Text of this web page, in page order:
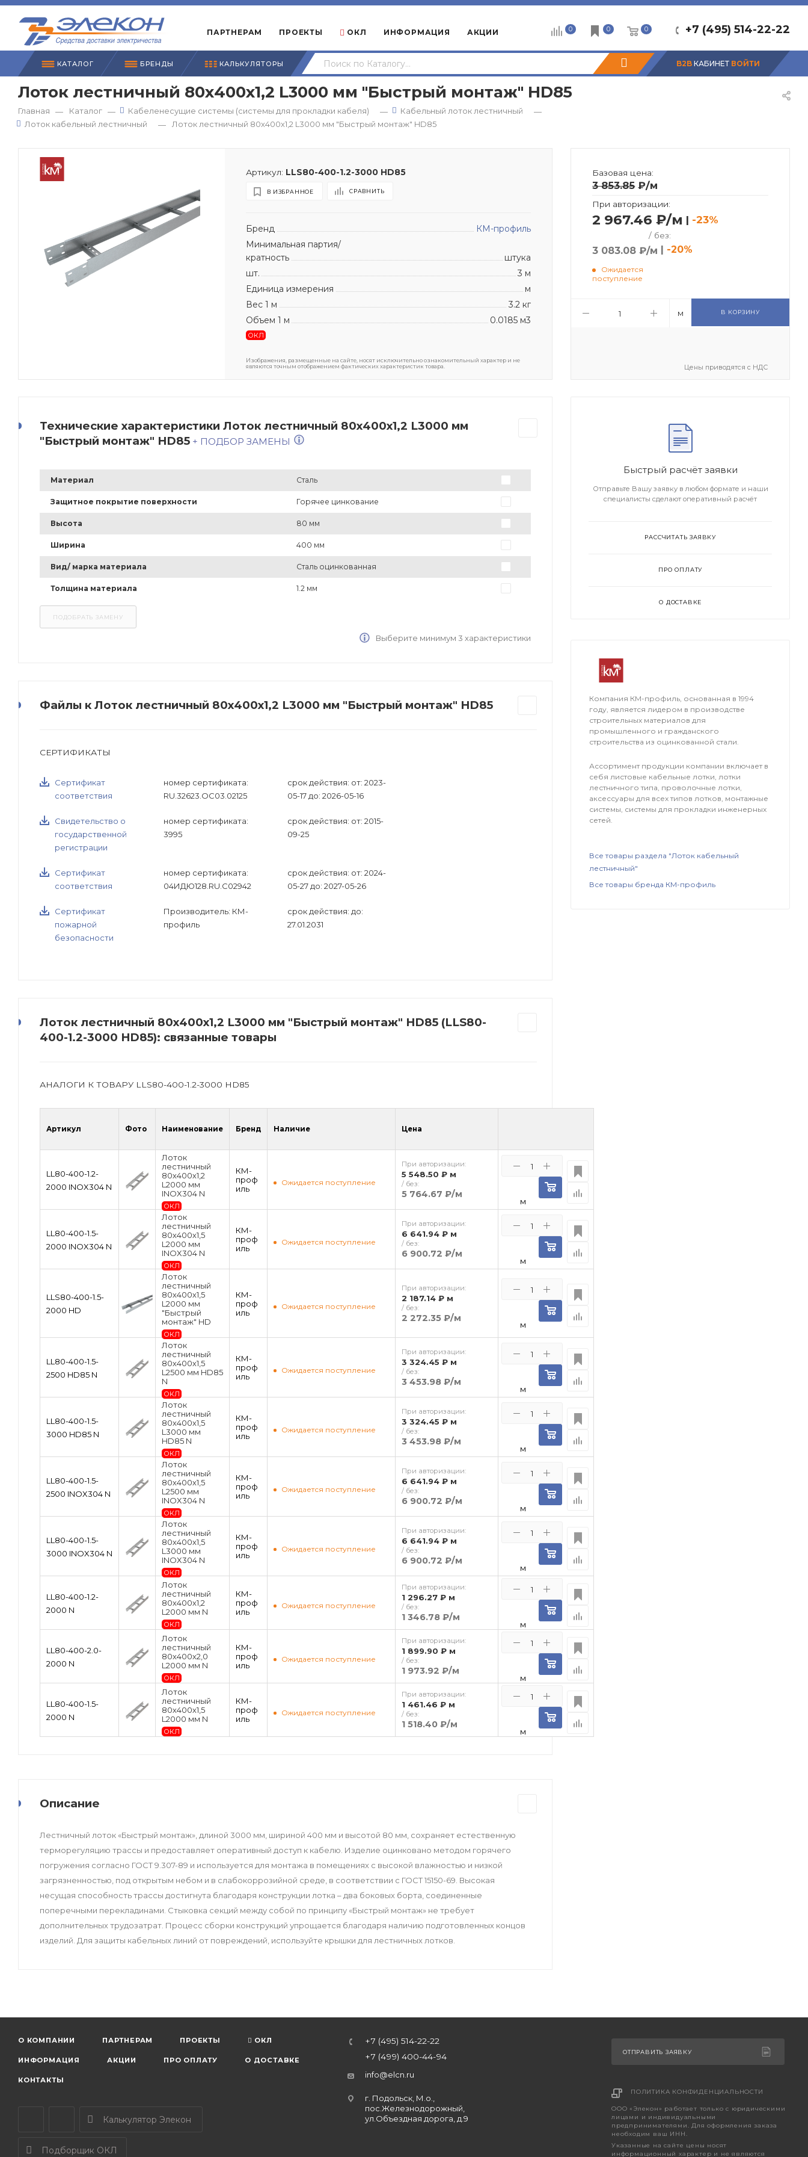
ПАРТНЕРАМ ПРОЕКТЫ ОКЛ ИНФОРМАЦИЯ АКЦИИ +7 (495) 514-22-22
0 0 0
B2B КАБИНЕТ ВОЙТИ
КАТАЛОГ БРЕНДЫ КАЛЬКУЛЯТОРЫ
Лоток лестничный 80х400х1,2 L3000 мм "Быстрый монтаж" HD85
Главная — Каталог — Кабеленесущие системы (системы для прокладки кабеля) — Кабельный лоток лестничный
—
Лоток кабельный лестничный
— Лоток лестничный 80х400х1,2 L3000 мм "Быстрый монтаж" HD85
Артикул: LLS80-400-1.2-3000 HD85
В ИЗБРАННОЕ СРАВНИТЬ
Бренд
КМ-профиль
Минимальная партия/
кратность
штука
шт.
3 м
Единица измерения
м
Вес 1 м
3.2 кг
Объем 1 м
0.0185 м3
ОКЛ
Изображения, размещенные на сайте, носят исключительно ознакомительный характер и не
являются точным отображением фактических характеристик товара.
Базовая цена:
3 853.85₽/м
При авторизации:
2 967.46 ₽/м | -23%
/ без:
3 083.08 ₽/м | -20%
Ожидается
поступление
м В КОРЗИНУ
Цены приводятся с НДС
Технические характеристики Лоток лестничный 80х400х1,2 L3000 мм
"Быстрый монтаж" HD85 + ПОДБОР ЗАМЕНЫ
Материал Сталь
Защитное покрытие поверхности Горячее цинкование
Высота 80 мм
Ширина 400 мм
Вид/ марка материала Сталь оцинкованная
Толщина материала 1.2 мм
Выберите минимум 3 характеристики
Файлы к Лоток лестничный 80х400х1,2 L3000 мм "Быстрый монтаж" HD85
СЕРТИФИКАТЫ
Сертификат
соответствия
номер сертификата:
RU.32623.ОС03.02125
срок действия: от: 2023-
05-17 до: 2026-05-16
Свидетельство о
государственной
регистрации
номер сертификата:
3995
срок действия: от: 2015-
09-25
Сертификат
соответствия
номер сертификата:
04ИДЮ128.RU.С02942
срок действия: от: 2024-
05-27 до: 2027-05-26
Сертификат
пожарной
безопасности
Производитель: КМ-
профиль
срок действия: до:
27.01.2031
Лоток лестничный 80х400х1,2 L3000 мм "Быстрый монтаж" HD85 (LLS80-
400-1.2-3000 HD85): связанные товары
АНАЛОГИ К ТОВАРУ LLS80-400-1.2-3000 HD85
Артикул Фото Наименование Бренд Наличие Цена
LL80-400-1.2-
2000 INOX304 N
Лоток
лестничный
80х400х1,2
L2000 мм
INOX304 N
ОКЛ
КМ-
проф
иль
Ожидается поступление
При авторизации:
5 548.50 ₽ м
/ без:
5 764.67 ₽/м
м
LL80-400-1.5-
2000 INOX304 N
Лоток
лестничный
80х400х1,5
L2000 мм
INOX304 N
ОКЛ
КМ-
проф
иль
Ожидается поступление
При авторизации:
6 641.94 ₽ м
/ без:
6 900.72 ₽/м
м
LLS80-400-1.5-
2000 HD
Лоток
лестничный
80х400х1,5
L2000 мм
"Быстрый
монтаж" HD
ОКЛ
КМ-
проф
иль
Ожидается поступление
При авторизации:
2 187.14 ₽ м
/ без:
2 272.35 ₽/м
м
LL80-400-1.5-
2500 HD85 N
Лоток
лестничный
80х400х1,5
L2500 мм HD85
N
ОКЛ
КМ-
проф
иль
Ожидается поступление
При авторизации:
3 324.45 ₽ м
/ без:
3 453.98 ₽/м
м
LL80-400-1.5-
3000 HD85 N
Лоток
лестничный
80х400х1,5
L3000 мм
HD85 N
ОКЛ
КМ-
проф
иль
Ожидается поступление
При авторизации:
3 324.45 ₽ м
/ без:
3 453.98 ₽/м
м
LL80-400-1.5-
2500 INOX304 N
Лоток
лестничный
80х400х1,5
L2500 мм
INOX304 N
ОКЛ
КМ-
проф
иль
Ожидается поступление
При авторизации:
6 641.94 ₽ м
/ без:
6 900.72 ₽/м
м
LL80-400-1.5-
3000 INOX304 N
Лоток
лестничный
80х400х1,5
L3000 мм
INOX304 N
ОКЛ
КМ-
проф
иль
Ожидается поступление
При авторизации:
6 641.94 ₽ м
/ без:
6 900.72 ₽/м
м
LL80-400-1.2-
2000 N
Лоток
лестничный
80х400х1,2
L2000 мм N
ОКЛ
КМ-
проф
иль
Ожидается поступление
При авторизации:
1 296.27 ₽ м
/ без:
1 346.78 ₽/м
м
LL80-400-2.0-
2000 N
Лоток
лестничный
80х400х2,0
L2000 мм N
ОКЛ
КМ-
проф
иль
Ожидается поступление
При авторизации:
1 899.90 ₽ м
/ без:
1 973.92 ₽/м
м
LL80-400-1.5-
2000 N
Лоток
лестничный
80х400х1,5
L2000 мм N
ОКЛ
КМ-
проф
иль
Ожидается поступление
При авторизации:
1 461.46 ₽ м
/ без:
1 518.40 ₽/м
м
Описание
Лестничный лоток «Быстрый монтаж», длиной 3000 мм, шириной 400 мм и высотой 80 мм, сохраняет естественную
терморегуляцию трассы и предоставляет оперативный доступ к кабелю. Изделие оцинковано методом горячего
погружения согласно ГОСТ 9.307-89 и используется для монтажа в помещениях с высокой влажностью и низкой
загрязненностью, под открытым небом и в слабокоррозийной среде, в соответствии с ГОСТ 15150-69. Высокая
несущая способность трассы достигнута благодаря конструкции лотка – два боковых борта, соединенные
поперечными перекладинами. Стыковка секций между собой по принципу «Быстрый монтаж» не требует
дополнительных трудозатрат. Процесс сборки конструкций упрощается благодаря наличию подготовленных концов
изделий. Для защиты кабельных линий от повреждений, используйте крышки для лестничных лотков.
Быстрый расчёт заявки
Отправьте Вашу заявку в любом формате и наши
специалисты сделают оперативный расчёт
РАССЧИТАТЬ ЗАЯВКУ
ПРО ОПЛАТУ
О ДОСТАВКЕ
Компания КМ-профиль, основанная в 1994
году, является лидером в производстве
строительных материалов для
промышленного и гражданского
строительства из оцинкованной стали.
Ассортимент продукции компании включает в
себя листовые кабельные лотки, лотки
лестничного типа, проволочные лотки,
аксессуары для всех типов лотков, монтажные
системы, системы для прокладки инженерных
сетей.
Все товары раздела "Лоток кабельный
лестничный"
Все товары бренда КМ-профиль
О КОМПАНИИ ПАРТНЕРАМ ПРОЕКТЫ ОКЛ
ИНФОРМАЦИЯ АКЦИИ ПРО ОПЛАТУ О ДОСТАВКЕ
КОНТАКТЫ
Калькулятор Элекон
Подборщик ОКЛ
+7 (495) 514-22-22
+7 (499) 400-44-94
info@elcn.ru
г. Подольск, М.о.,
пос.Железнодорожный,
ул.Объездная дорога, д.9
ОТПРАВИТЬ ЗАЯВКУ
ПОЛИТИКА КОНФИДЕНЦИАЛЬНОСТИ
ООО «Элекон» работает только с юридическими
лицами и индивидуальными
предпринимателями. Для оформления заказа
необходим ваш ИНН.
Указанные на сайте цены носят
информационный характер и не являются